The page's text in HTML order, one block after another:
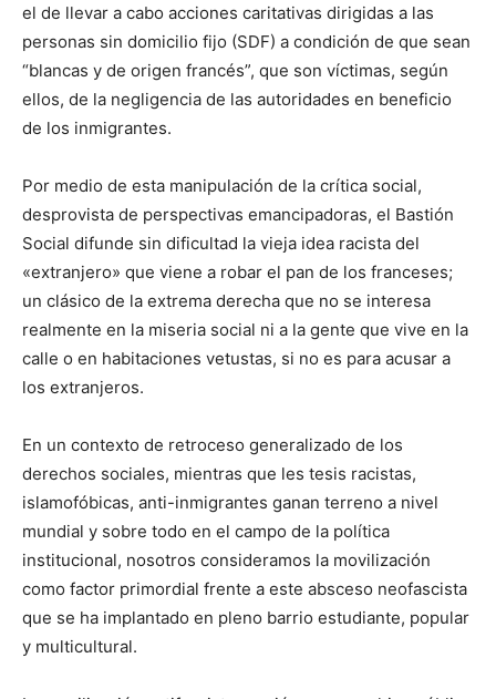
el de llevar a cabo acciones caritativas dirigidas a las
personas sin domicilio fijo (SDF) a condición de que sean
“blancas y de origen francés”, que son víctimas, según
ellos, de la negligencia de las autoridades en beneficio
de los inmigrantes.
Por medio de esta manipulación de la crítica social,
desprovista de perspectivas emancipadoras, el Bastión
Social difunde sin dificultad la vieja idea racista del
«extranjero» que viene a robar el pan de los franceses;
un clásico de la extrema derecha que no se interesa
realmente en la miseria social ni a la gente que vive en la
calle o en habitaciones vetustas, si no es para acusar a
los extranjeros.
En un contexto de retroceso generalizado de los
derechos sociales, mientras que les tesis racistas,
islamofóbicas, anti-inmigrantes ganan terreno a nivel
mundial y sobre todo en el campo de la política
institucional, nosotros consideramos la movilización
como factor primordial frente a este absceso neofascista
que se ha implantado en pleno barrio estudiante, popular
y multicultural.